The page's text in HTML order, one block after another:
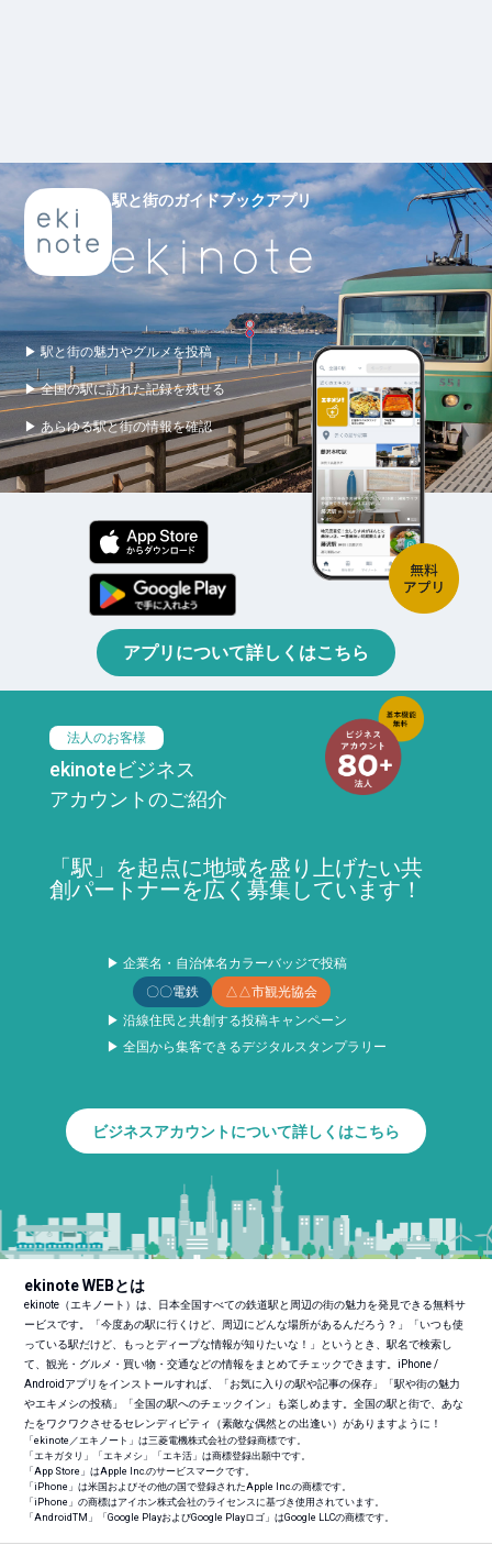
駅と街のガイドブックアプリ
▶ 駅と街の魅力やグルメを投稿
▶ 全国の駅に訪れた記録を残せる
▶ あらゆる駅と街の情報を確認
アプリについて詳しくはこちら
法人のお客様
ekinoteビジネス
アカウントのご紹介
「駅」を起点に地域を盛り上げたい共
創パートナーを広く募集しています！
▶ 企業名・自治体名カラーバッジで投稿
〇〇電鉄
△△市観光協会
▶ 沿線住民と共創する投稿キャンペーン
▶ 全国から集客できるデジタルスタンプラリー
ビジネスアカウントについて詳しくはこちら
ekinote WEBとは
ekinote（エキノート）は、日本全国すべての鉄道駅と周辺の街の魅力を発見できる無料サ
ービスです。「今度あの駅に行くけど、周辺にどんな場所があるんだろう？」「いつも使
っている駅だけど、もっとディープな情報が知りたいな！」というとき、駅名で検索し
て、観光・グルメ・買い物・交通などの情報をまとめてチェックできます。iPhone /
Androidアプリをインストールすれば、「お気に入りの駅や記事の保存」「駅や街の魅力
やエキメシの投稿」「全国の駅へのチェックイン」も楽しめます。全国の駅と街で、あな
たをワクワクさせるセレンディピティ（素敵な偶然との出逢い）がありますように！
「ekinote／エキノート」は三菱電機株式会社の登録商標です。
「エキガタリ」「エキメシ」「エキ活」は商標登録出願中です。
「App Store」はApple Inc.のサービスマークです。
「iPhone」は米国およびその他の国で登録されたApple Inc.の商標です。
「iPhone」の商標はアイホン株式会社のライセンスに基づき使用されています。
「AndroidTM 」「Google PlayおよびGoogle Playロゴ」はGoogle LLCの商標です。